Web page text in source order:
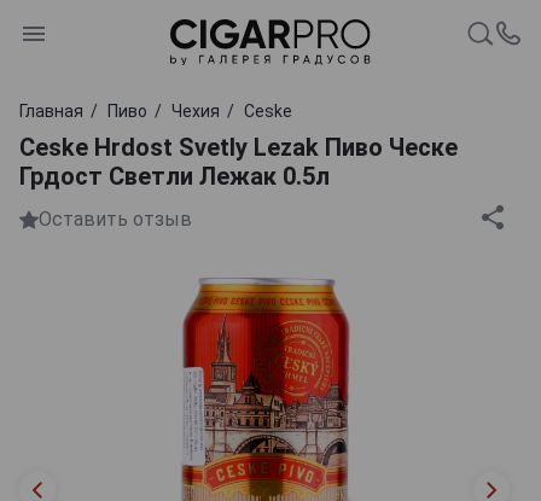
Главная Пиво Чехия Ceske
Ceske Hrdost Svetly Lezak Пиво Ческе
Грдост Светли Лежак 0.5л
Оставить отзыв